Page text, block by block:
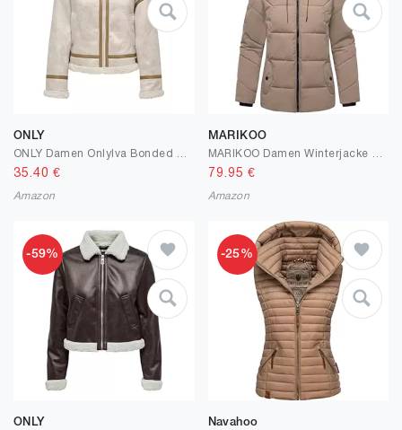
ONLY
35.40 €
Amazon
MARIKOO
79.95 €
Amazon
-59%
ONLY
-25%
Navahoo